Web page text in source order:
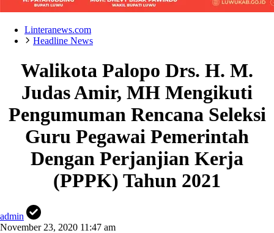
Linteranews.com
Headline News
Walikota Palopo Drs. H. M.
Judas Amir, MH Mengikuti
Pengumuman Rencana Seleksi
Guru Pegawai Pemerintah
Dengan Perjanjian Kerja
(PPPK) Tahun 2021
admin
November 23, 2020 11:47 am